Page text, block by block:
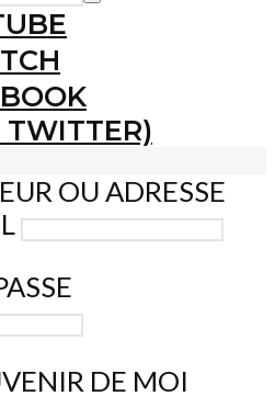
TWITTER)
OU ADRESSE
DE MOI